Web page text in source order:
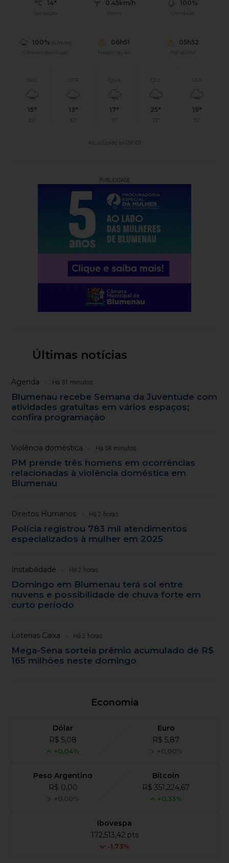
14°
Sensação
0.45km/h
Vento
100%
Umidade
100% (5.1mm)
Chance de chuva
06h51
Nascer do sol
05h52
Pôr do sol
SEG
15°
10°
TER
13°
10°
QUA
17°
11°
25°
13°
SEX
19°
15°
Atualizado às 09h01
PUBLICIDADE
Últimas notícias
Agenda Há 31 minutos
Blumenau recebe Semana da Juventude com
atividades gratuitas em vários espaços;
confira programação
Violência doméstica Há 58 minutos
PM prende três homens em ocorrências
relacionadas à violência doméstica em
Blumenau
Direitos Humanos Há 2 horas
Polícia registrou 783 mil atendimentos
especializados à mulher em 2025
Instabilidade Há 2 horas
Domingo em Blumenau terá sol entre
nuvens e possibilidade de chuva forte em
curto período
Loterias Caixa Há 2 horas
Mega-Sena sorteia prêmio acumulado de R$
165 milhões neste domingo
Economia
Dólar
R$ 5,08
+0,04%
Euro
R$ 5,87
+0,00%
Peso Argentino
R$ 0,00
+0,00%
Bitcoin
R$ 351,224,67
+0,33%
Ibovespa
172,513,42 pts
-1.73%